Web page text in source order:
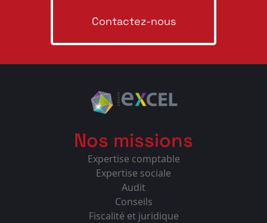
Contactez-nous
Nos missions
Expertise comptable
Expertise sociale
Audit
Conseils
Fiscalité et juridique